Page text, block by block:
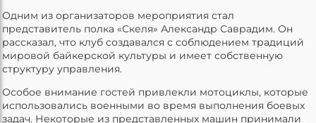
Одним из организаторов мероприятия стал
представитель полка «Скеля» Александр Саврадим. Он
рассказал, что клуб создавался с соблюдением традиций
мировой байкерской культуры и имеет собственную
структуру управления.
Особое внимание гостей привлекли мотоциклы, которые
использовались военными во время выполнения боевых
задач. Некоторые из представленных машин принимали